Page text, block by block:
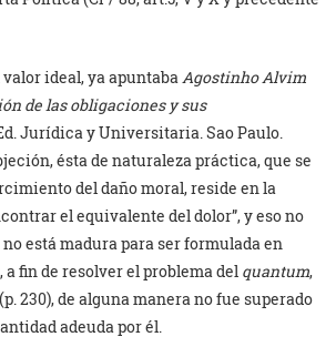
ideal, ya apuntabaAgostinho Alvim
de las obligaciones y sus
Jurídica y Universitaria. Sao Paulo.
ésta de naturaleza práctica, que se
del daño moral, reside en la
el equivalente del dolor”, y eso no
está madura para ser formulada en
fin de resolver el problema del quantum,
230), de alguna manera no fue superado
adeuda por él.